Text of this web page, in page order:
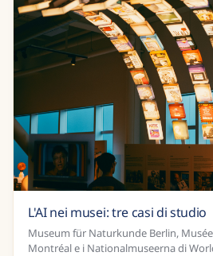
L'AI nei musei: tre casi di studio
Museum für Naturkunde Berlin,
Montréal e i Nationalmuseerna di